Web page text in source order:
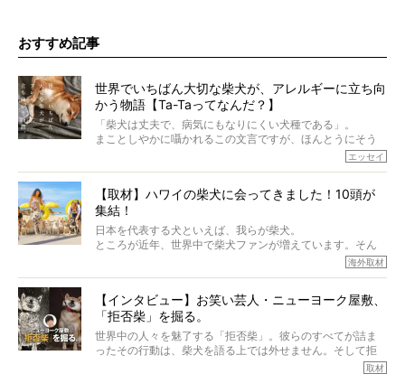
おすすめ記事
世界でいちばん大切な柴犬が、アレルギーに立ち向
かう物語【Ta-Taってなんだ？】
「柴犬は丈夫で、病気にもなりにくい犬種である」。
まことしやかに囁かれるこの文言ですが、ほんとうにそう
でも、いざそれぞれの個体を見ていくと、丈夫で病気にも
なりにくい、とは言えないような気もするのです。
実際に「病気にならない」などということはないし、飼い
主はそのためにやるべきことがある。
今回は、柴犬に関わる方たちすべてに読んで欲しい、ある
語でした。
※文章はご本人の了承を得て編集しています
※画像はすべてイメージです
※この記事は個人の感想であり、効果・効能を示すものではありません
エッセイ
【取材】ハワイの柴犬に会ってきました！10頭が
集結！
日本を代表する犬といえば、我らが柴犬。
ところが近年、世界中で柴犬ファンが増えています。そん
な中「柴犬ライフ」が目をつけたのは、南の楽園ハワイ。
そんな噂を聞きつけ、今回はハワイの柴犬たちを取材して
きました！
海外取材
【インタビュー】お笑い芸人・ニューヨーク屋敷、
「拒否柴」を掘る。
世界中の人々を魅了する「拒否柴」。彼らのすべてが詰ま
ったその行動は、柴犬を語る上では外せません。そして拒
否柴がここまで話題になるのは、“映える”ことも理由のひと
取材